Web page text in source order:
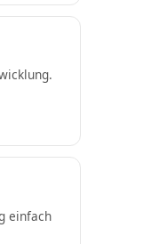
einfach